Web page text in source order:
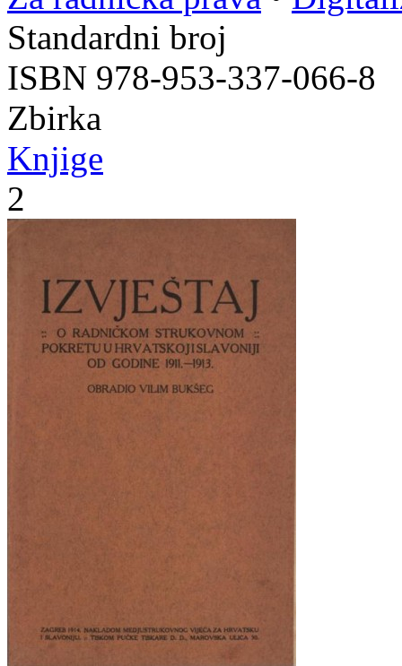
Standardni broj
ISBN 978-953-337-066-8
Zbirka
Knjige
2